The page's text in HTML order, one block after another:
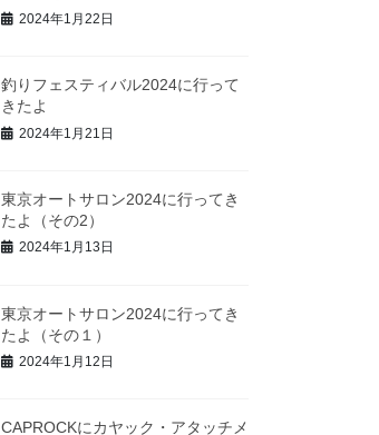
2024年1月22日
釣りフェスティバル2024に行って
きたよ
2024年1月21日
東京オートサロン2024に行ってき
たよ（その2）
2024年1月13日
東京オートサロン2024に行ってき
たよ（その１）
2024年1月12日
CAPROCKにカヤック・アタッチメ